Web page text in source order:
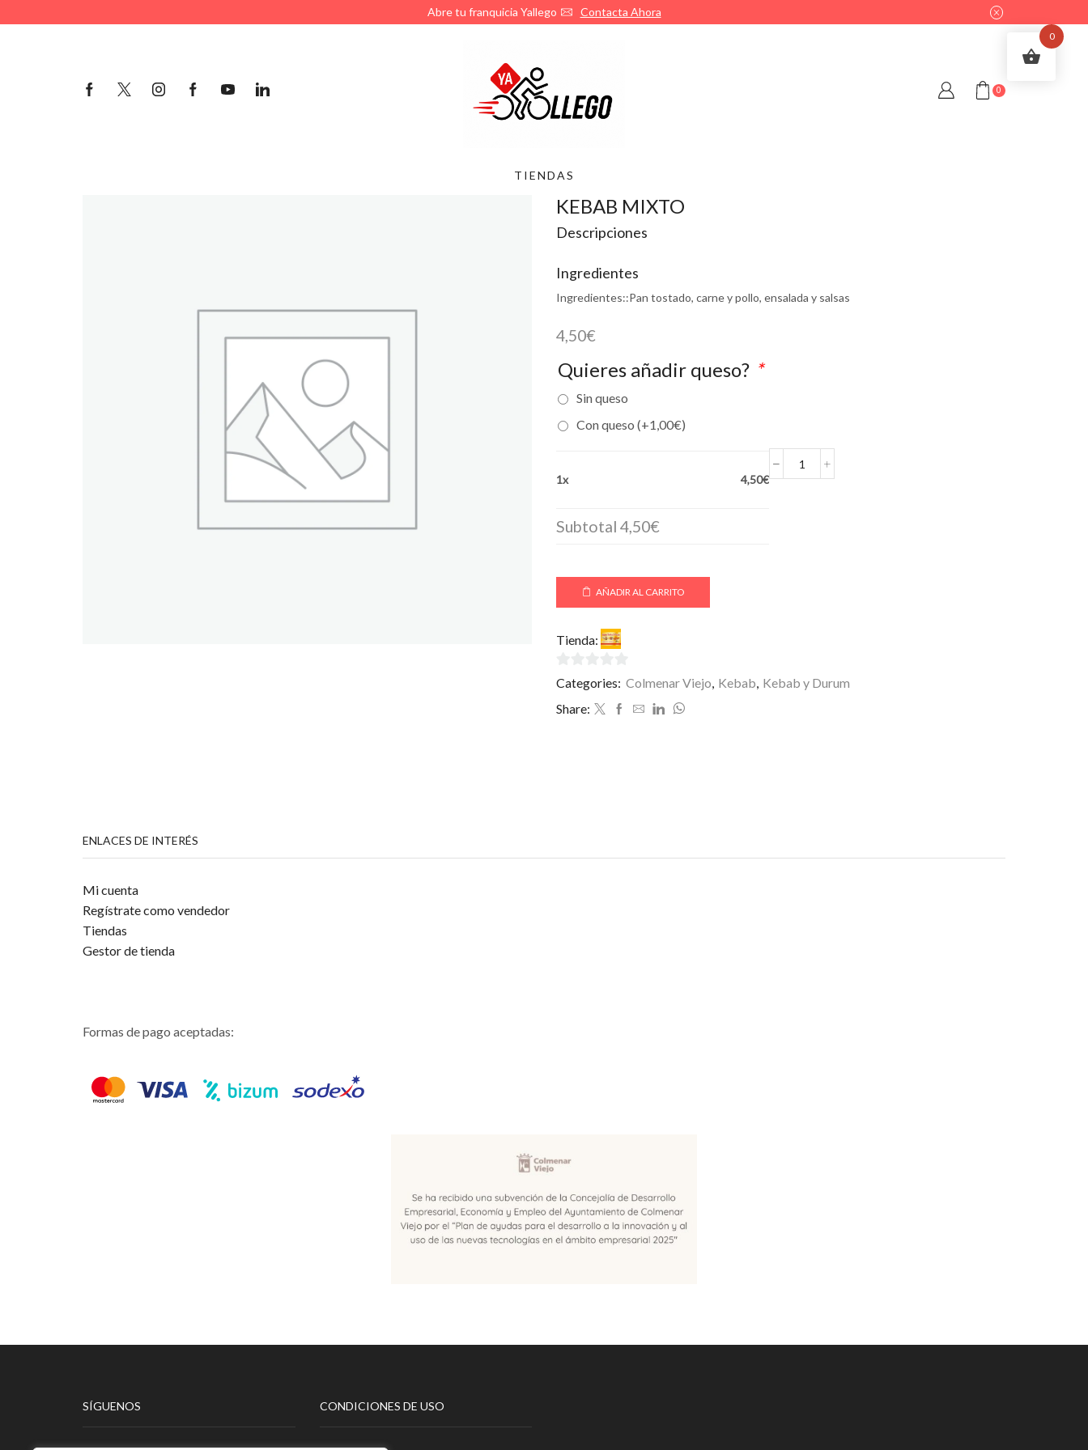
¿Quieres abrir tu franquicia de Yallego?
0
TIENDAS
KEBAB MIXTO
Descripciones
Ingredientes
Ingredientes::Pan tostado, carne y pollo, ensalada y salsas
4,50€
Quieres añadir queso? *
Sin queso
Con queso (+1,00€)
1x 4,50€
Subtotal 4,50€
KEBAB
AÑADIR AL CARRITO
Tienda:
0
Categories: Colmenar Viejo Kebab Kebab y Durum
Share:
ENLACES DE INTERÉS
Mi cuenta
Regístrate como vendedor
Tiendas
Gestor de tienda
Formas de pago aceptadas:
SÍGUENOS CONDICIONES DE USO
0